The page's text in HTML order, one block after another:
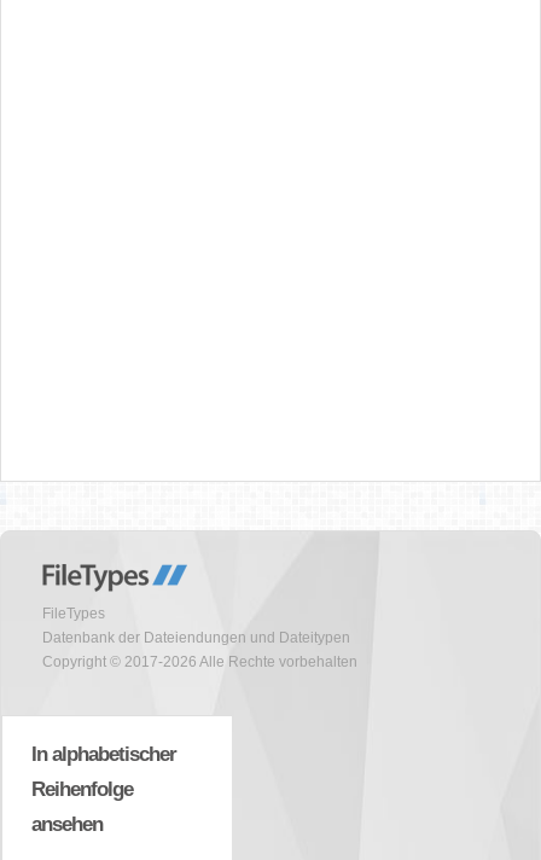
FileTypes
Datenbank der Dateiendungen und Dateitypen
Copyright © 2017-2026 Alle Rechte vorbehalten
In alphabetischer
Reihenfolge
ansehen